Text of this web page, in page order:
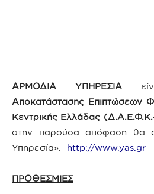
ΑΡΜΟΔΙΑ ΥΠΗΡΕΣΙΑ
Αποκατάστασης Επιπτώσεων
Κεντρικής Ελλάδας
στην παρούσα απόφαση θα
Υπηρεσία». http://www.yas.gr
ΠΡΟΘΕΣΜΙΕΣ